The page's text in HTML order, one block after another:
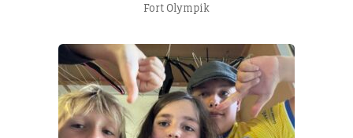
Fort Olympik